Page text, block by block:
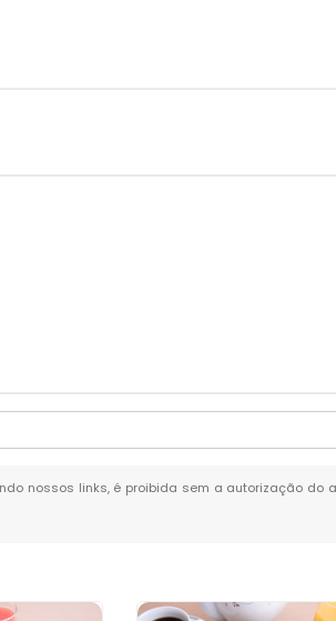
nossos links, é proibida sem a autorização do